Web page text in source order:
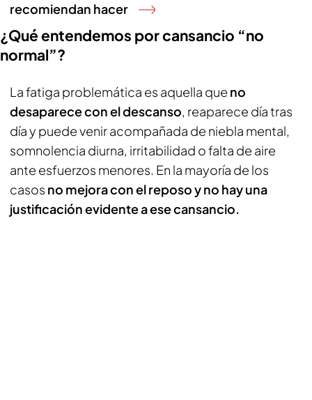
recomiendan hacer
¿Qué entendemos por cansancio “no
normal”?
La fatiga problemática es aquella que no
desaparece con el descanso, reaparece día tras
día y puede venir acompañada de niebla mental,
somnolencia diurna, irritabilidad o falta de aire
ante esfuerzos menores. En la mayoría de los
casos no mejora con el reposo y no hay una
justificación evidente a ese cansancio.